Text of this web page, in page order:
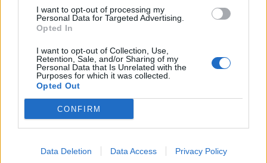
I want to opt-out of processing my
Personal Data for Targeted Advertising.
Opted In
I want to opt-out of Collection, Use,
Retention, Sale, and/or Sharing of my
Personal Data that Is Unrelated with the
Purposes for which it was collected.
Opted Out
CONFIRM
Data Deletion Data Access Privacy Policy
συνεχιστεί. Έχουμε ακόμα εκκρεμότητες από το
παρελθόν που πρέπει να λυθούν. Το 2030 πρέπει
παράταξη που μπορεί να το κάνει πράξη.
Σταθερότητα, συνοχή, συνέχεια και συνέπεια ζητά
η κοινωνία
Δεν πρέπει να γινόμαστε μέρος της τοξικότητας,
δεν μας αφορά ποιος θα είναι δεύτερος ή τρίτος,